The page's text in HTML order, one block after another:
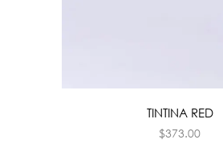
TINTINA RED
$373.00